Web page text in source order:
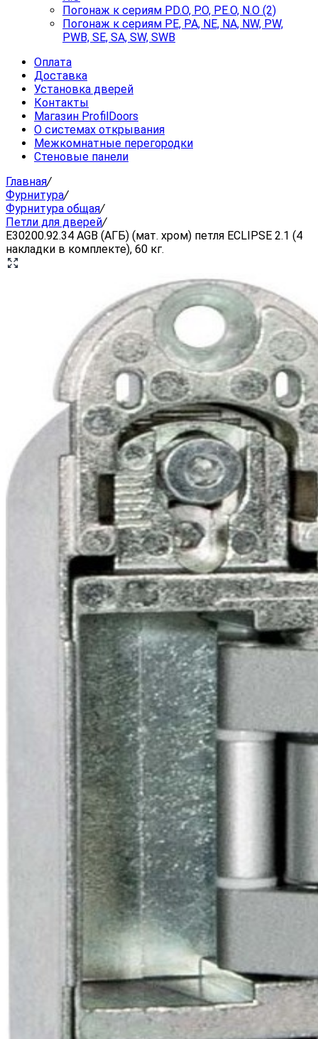
Погонаж к сериям PD.O, P.O, PE.O, N.O (2)
Погонаж к сериям PE, PA, NE, NA, NW, PW,
PWB, SE, SA, SW, SWB
Оплата
Доставка
Установка дверей
Контакты
Магазин ProfilDoors
О системах открывания
Межкомнатные перегородки
Стеновые панели
Главная/
Фурнитура/
Фурнитура общая/
Петли для дверей/
E30200.92.34 AGB (АГБ) (мат. хром) петля ECLIPSE 2.1 (4
накладки в комплекте), 60 кг.